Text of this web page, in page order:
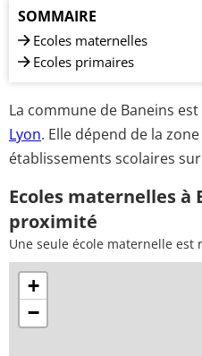
SOMMAIRE
Ecoles maternelles
Ecoles primaires
La commune de Baneins
Lyon. Elle dépend de la
établissements scolaires
Ecoles maternelles à
proximité
Une seule école maternelle est
+
−